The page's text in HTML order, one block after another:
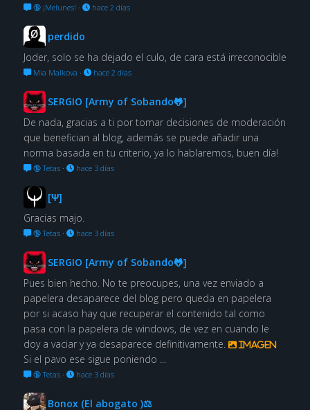
🔞 ¡Melunes! · hace 2 días
perdido
Joder, solo se ha dejado el culo, de cara está irreconocible
Mia Malkova · hace 2 días
SERGIO [Army of Sobando🐸]
De nada, gracias a ti por tomar decisiones de moderación
que benefician al blog, además se puede añadir una
norma basada en tu criterio, ya lo hablaremos, buen día!
🔞 Tetas· hace 3 días
[Ψ]
Gracias majo.
🔞 Tetas· hace 3 días
SERGIO [Army of Sobando🐸]
Pues bien hecho. No te preocupes, una vez enviado a
papelera desaparece del blog pero queda en papelera
por si acaso hay que recuperar el contenido tal como
pasa con la papelera de windows, de vez en cuando le
doy a vaciar y ya desaparece definitivamente.
Imagen
Si el pavo ese sigue poniendo ...
🔞 Tetas· hace 3 días
Bonox (El abogato )⚖